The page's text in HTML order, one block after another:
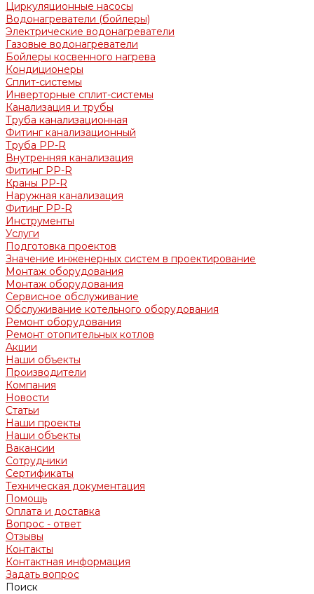
Циркуляционные насосы
Водонагреватели (бойлеры)
Электрические водонагреватели
Газовые водонагреватели
Бойлеры косвенного нагрева
Кондиционеры
Сплит-системы
Инверторные сплит-системы
Канализация и трубы
Труба канализационная
Фитинг канализационный
Труба PP-R
Внутренняя канализация
Фитинг PP-R
Краны PP-R
Наружная канализация
Фитинг PP-R
Инструменты
Услуги
Подготовка проектов
Значение инженерных систем в проектирование
Монтаж оборудования
Монтаж оборудования
Сервисное обслуживание
Обслуживание котельного оборудования
Ремонт оборудования
Ремонт отопительных котлов
Акции
Наши объекты
Производители
Компания
Новости
Статьи
Наши проекты
Наши объекты
Вакансии
Сотрудники
Сертификаты
Техническая документация
Помощь
Оплата и доставка
Вопрос - ответ
Отзывы
Контакты
Контактная информация
Задать вопрос
Поиск